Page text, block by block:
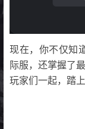
现在，你不仅知
际服，还掌握了
玩家们一起，踏